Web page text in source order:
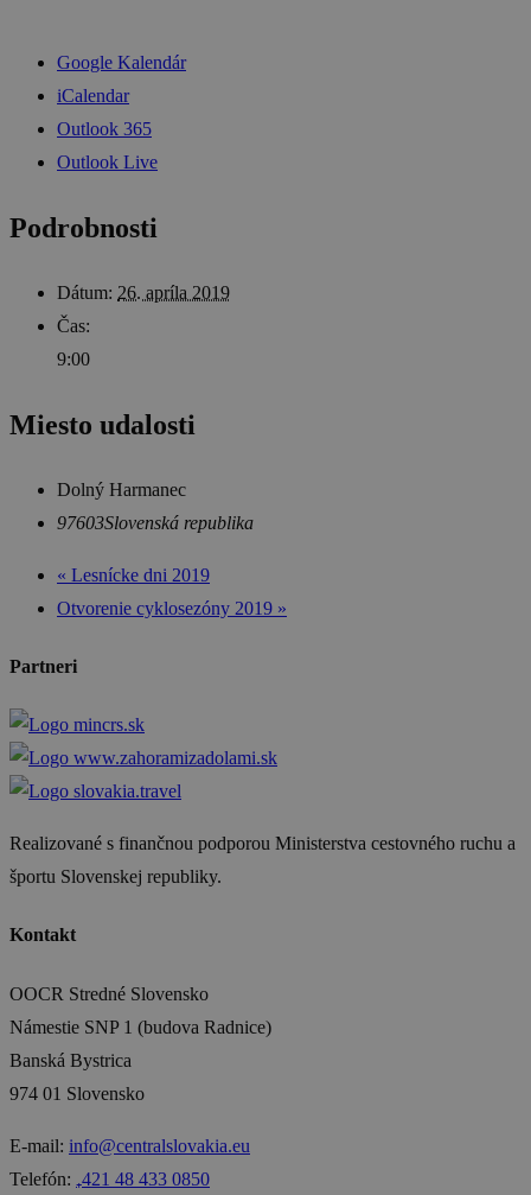
Google Kalendár
iCalendar
Outlook 365
Outlook Live
Podrobnosti
Dátum: 26. apríla 2019
Čas:
9:00
Miesto udalosti
Dolný Harmanec
97603Slovenská republika
« Lesnícke dni 2019
Otvorenie cyklosezóny 2019 »
Partneri
Realizované s finančnou podporou Ministerstva cestovného ruchu a
športu Slovenskej republiky.
Kontakt
OOCR Stredné Slovensko
Námestie SNP 1 (budova Radnice)
Banská Bystrica
974 01 Slovensko
E-mail: info@centralslovakia.eu
Telefón: ₊421 48 433 0850